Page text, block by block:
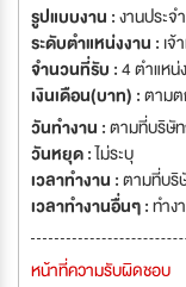
รูปแบบงาน :งานประจำ
ระดับตำแหน่งงาน : เจ้
จำนวนที่รับ :4 ตำแหน่ง
เงินเดือน(บาท) :ตาม
วันทำงาน :ตามที่บริษั
วันหยุด :ไม่ระบุ
เวลาทำงาน :ตามที่บริ
เวลาทำงานอื่นๆ :ทำง
หน้าที่ความรับผิดชอบ